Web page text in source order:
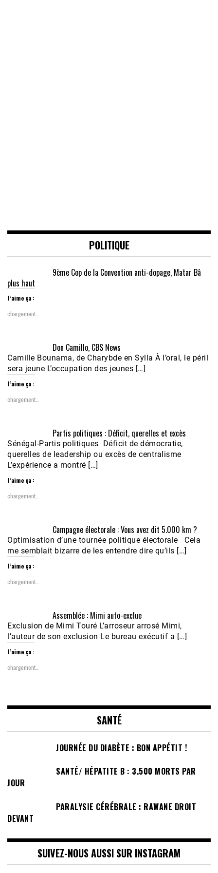
POLITIQUE
9ème Cop de la Convention anti-dopage, Matar Bâ
plus haut
J’aime ça :
chargement…
Don Camillo, CBS News
Camille Bounama, de Charybde en Sylla À l’oral, le péril
sera jeune L’occupation des jeunes […]
J’aime ça :
chargement…
Partis politiques : Déficit, querelles et excès
Sénégal-Partis politiques Déficit de démocratie,
querelles de leadership ou excès de centralisme
L’expérience a montré […]
J’aime ça :
chargement…
Campagne électorale : Vous avez dit 5.000 km ?
Optimisation d’une tournée politique électorale Cela
me semblait bizarre de les entendre dire qu’ils […]
J’aime ça :
chargement…
Assemblée : Mimi auto-exclue
Exclusion de Mimi Touré L’arroseur arrosé Mimi,
l’auteur de son exclusion Le bureau exécutif a […]
J’aime ça :
chargement…
SANTÉ
JOURNÉE DU DIABÈTE : BON APPÉTIT !
SANTÉ/ HÉPATITE B : 3.500 MORTS PAR
JOUR
PARALYSIE CÉRÉBRALE : RAWANE DROIT
DEVANT
SUIVEZ-NOUS AUSSI SUR INSTAGRAM